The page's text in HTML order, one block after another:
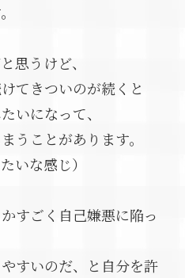
思うけど、
てきついのが続くと
いになって、
うことがあります。
いな感じ）
すごく自己嫌悪に陥っ
すいのだ、と自分を許